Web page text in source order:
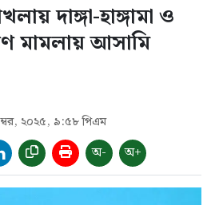
দাঙ্গা-হাঙ্গামা ও
মামলায় আসামি
২০২৫, ৯:৫৮ পিএম
অ- অ+